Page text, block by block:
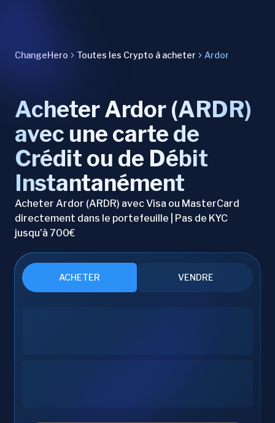
ChangeHero Toutes les Crypto à acheter Ardor
Acheter Ardor (ARDR)
avec une carte de
Crédit ou de Débit
Instantanément
Acheter Ardor (ARDR) avec Visa ou MasterCard
directement dans le portefeuille | Pas de KYC
jusqu'à 700€
ACHETER VENDRE